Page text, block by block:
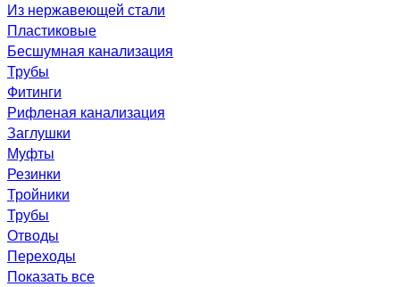
Из нержавеющей стали
Пластиковые
Бесшумная канализация
Трубы
Фитинги
Рифленая канализация
Заглушки
Муфты
Резинки
Тройники
Трубы
Отводы
Переходы
Показать все